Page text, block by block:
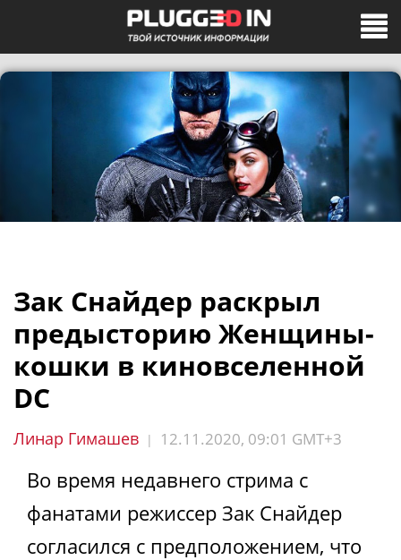
Зак Снайдер раскрыл
предысторию Женщины-
кошки в киновселенной
DC
Линар Гимашев | 12.11.2020, 09:01 GMT+3
Во время недавнего стрима с
фанатами режиссер Зак Снайдер
согласился с предположением, что